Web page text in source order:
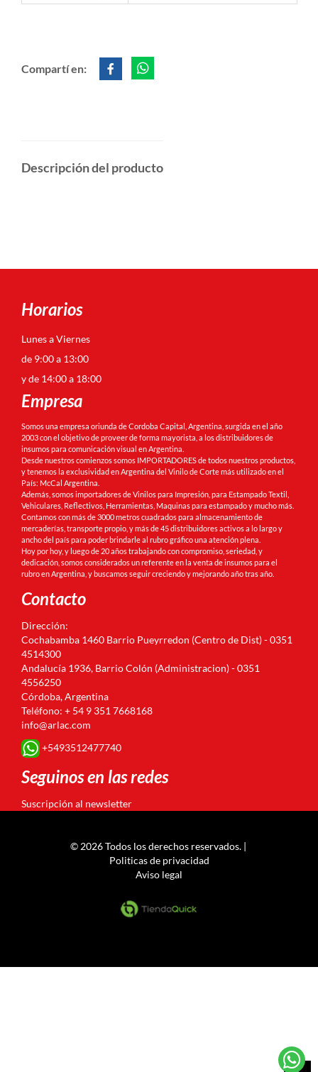
Compartí en:
Descripción del producto
Horarios
Lunes a Viernes
de 9:00 a 13:00
y de 14:00 a 18:00
Empresa
Somos una empresa oriunda de Cordoba Capital, Argentina, surgida en el año
2003 con el objetivo de proveer de forma mayorista, a los distribuidores de
insumos para comunicación visual en Argentina.
Desde nuestros comienzos somos IMPORTADORES de todos nuestros productos,
y tenemos la exclusividad en Argentina del Vinilo de Corte más utilizado en el
País: McCal Argentina.
Además, somos importadores de Vinilos para Impresión, para Estampado Textil,
Vehiculares, Reflectivos, Herramientas, Maquinas para estampado y mucho más.
Contamos con más de 3000 metros cuadrados para almacenamiento de
mercaderías, transporte propio, y más de 45 distribuidores activos a lo largo y
ancho del país para poder brindarle al rubro gráfico una atención plena.
Hoy por hoy, y luego de 20 años trabajando con compromiso, seriedad, y
dedicación, somos considerados un referente en la venta de insumos para el
rubro en Argentina, y buscamos seguir creciendo y mejorando año tras año.
Contacto
Dirección:
Cochabamba 1460 Barrio Pueyrredon (Centro de Dist) - 0351
4514300
Andalucía 1936, Barrio Colón (Administracion) - 0351
4556250
Córdoba, Argentina
Teléfono: + 54 9 351 7668168
info@arlac.com
+5493512477740
Seguinos en las redes
Suscripción al newsletter
© 2026 Todos los derechos reservados. |
Politicas de privacidad
Aviso legal